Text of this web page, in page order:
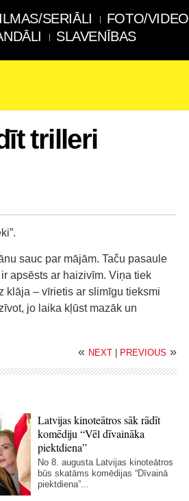
SERIĀLI FOTO/VIDEO
SLAVENĪBAS
trilleri
sauc par mājām. Taču pasaule
apsēsts ar haizivīm. Viņa tiek
klāja – vīrietis ar slimīgu tieksmi
jo laika kļūst mazāk un
« NEXT PREVIOUS »
Latvijas kinoteātros sāk rādīt
komēdiju “Vēl dīvaināka
piektdiena”
No 8. augusta Latvijas kinoteātros
būs skatāms komēdijas “Dīvainā
piektdiena”...